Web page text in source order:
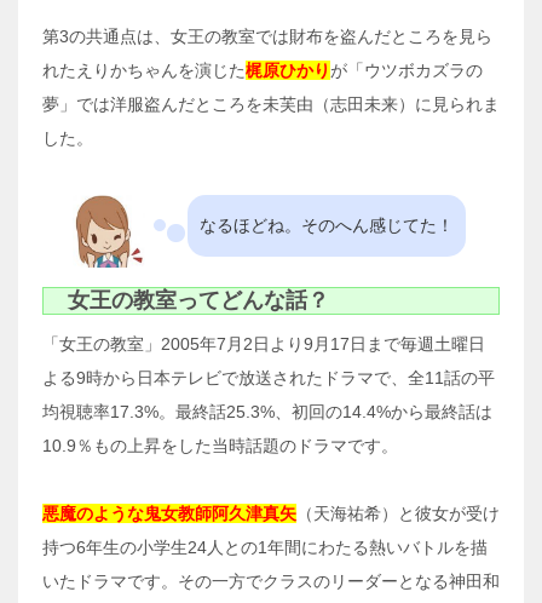
第3の共通点は、女王の教室では財布を盗んだところを見ら
れたえりかちゃんを演じた梶原ひかり が「ウツボカズラの
夢」では洋服盗んだところを未芙由（志田未来）に見られま
した。
なるほどね。そのへん感じてた！
女王の教室ってどんな話？
「女王の教室」2005年7月2日より9月17日まで毎週土曜日
よる9時から日本テレビで放送されたドラマで、全11話の平
均視聴率17.3%。最終話25.3%、初回の14.4%から最終話は
10.9％もの上昇をした当時話題のドラマです。
悪魔のような鬼女教師阿久津真矢 （天海祐希）と彼女が受け
持つ6年生の小学生24人との1年間にわたる熱いバトルを描
いたドラマです。その一方でクラスのリーダーとなる神田和